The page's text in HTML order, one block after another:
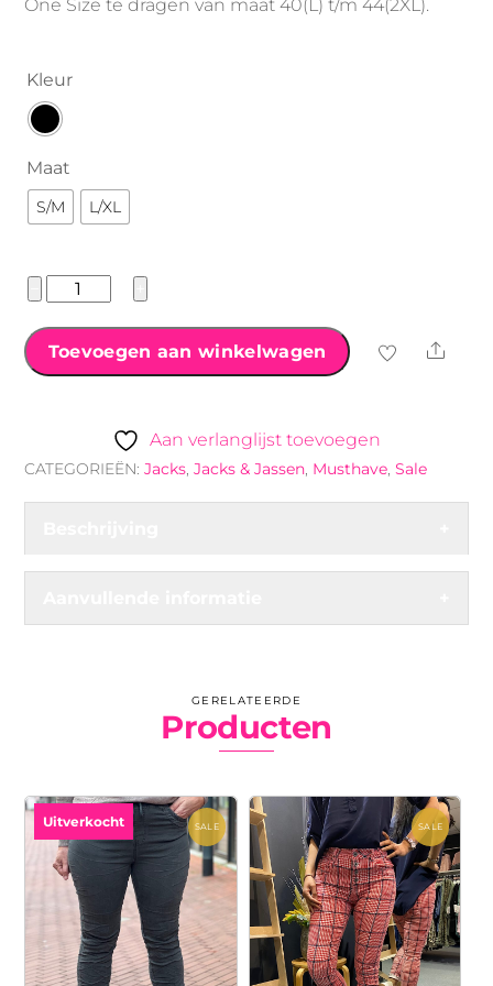
One Size te dragen van maat 40(L) t/m 44(2XL).
Kleur
Maat
S/M L/XL
Suedine
borduursel
aantal
Toevoegen aan winkelwagen Share
Aan verlanglijst toevoegen
CATEGORIEËN:Jacks,Jacks & Jassen, Musthave,Sale
GERELATEERDE
Producten
SALE
Uitverkocht SALE